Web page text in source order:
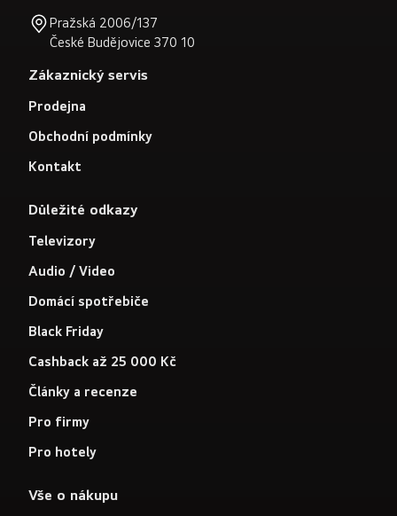
Pražská 2006/137
České Budějovice 370 10
Zákaznický servis
Prodejna
Obchodní podmínky
Kontakt
Důležité odkazy
Televizory
Audio / Video
Domácí spotřebiče
Black Friday
Cashback až 25 000 Kč
Články a recenze
Pro firmy
Pro hotely
Vše o nákupu